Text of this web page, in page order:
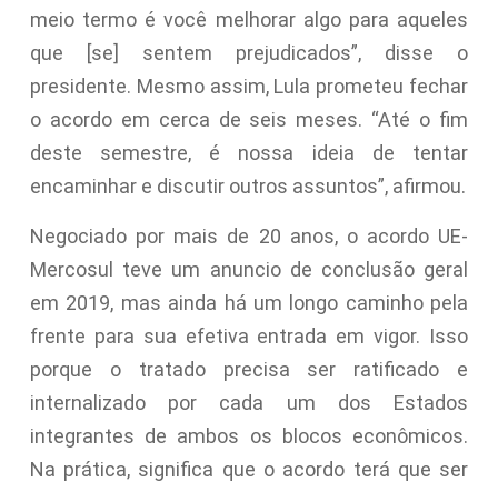
meio termo é você melhorar algo para aqueles
que [se] sentem prejudicados”, disse o
presidente. Mesmo assim, Lula prometeu fechar
o acordo em cerca de seis meses. “Até o fim
deste semestre, é nossa ideia de tentar
encaminhar e discutir outros assuntos”, afirmou.
Negociado por mais de 20 anos, o acordo UE-
Mercosul teve um anuncio de conclusão geral
em 2019, mas ainda há um longo caminho pela
frente para sua efetiva entrada em vigor. Isso
porque o tratado precisa ser ratificado e
internalizado por cada um dos Estados
integrantes de ambos os blocos econômicos.
Na prática, significa que o acordo terá que ser